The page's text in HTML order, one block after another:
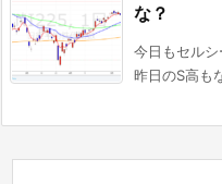
な？
今日もセル
昨日のS高も